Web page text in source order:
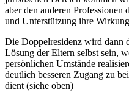
aber den anderen Professionen
und Unterstützung ihre
Die Doppelresidenz wird dann
Lösung der Eltern selbst sein,
persönlichen Umstände
deutlich besseren Zugang zu
dient (siehe oben)